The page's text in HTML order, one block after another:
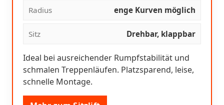
Radius enge Kurven möglich
Sitz Drehbar, klappbar
Ideal bei ausreichender Rumpfstabilität und
schmalen Treppenläufen. Platzsparend, leise,
schnelle Montage.